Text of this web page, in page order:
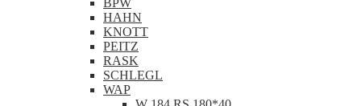
HAHN
KNOTT
PEITZ
RASK
SCHLEGL
WAP